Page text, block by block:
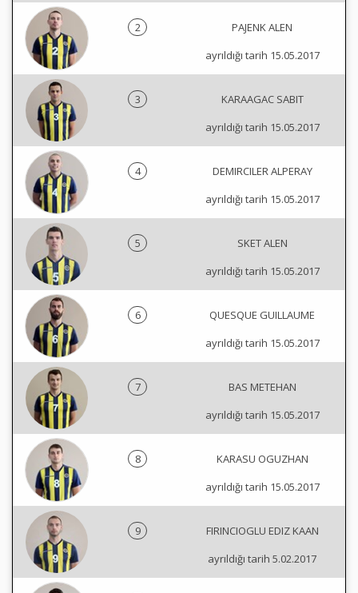
2
PAJENK ALEN
ayrıldığı tarih 15.05.2017
3
KARAAGAC SABIT
ayrıldığı tarih 15.05.2017
4
DEMIRCILER ALPERAY
ayrıldığı tarih 15.05.2017
5
SKET ALEN
ayrıldığı tarih 15.05.2017
6
QUESQUE GUILLAUME
ayrıldığı tarih 15.05.2017
7
BAS METEHAN
ayrıldığı tarih 15.05.2017
8
KARASU OGUZHAN
ayrıldığı tarih 15.05.2017
9
FIRINCIOGLU EDIZ KAAN
ayrıldığı tarih 5.02.2017